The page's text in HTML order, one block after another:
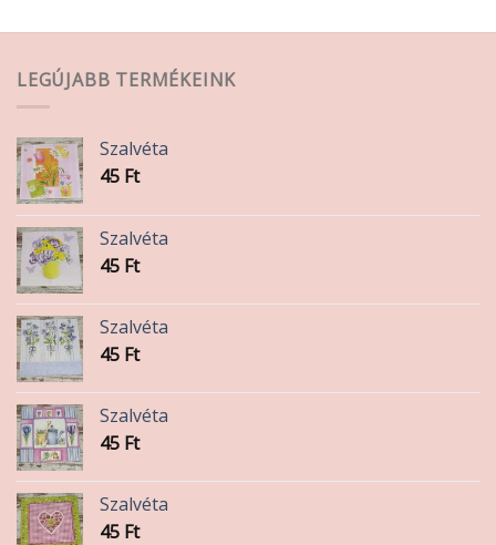
van.
LEGÚJABB TERMÉKEINK
Szalvéta
45 Ft
Szalvéta
45 Ft
Szalvéta
45 Ft
Szalvéta
45 Ft
Szalvéta
45 Ft